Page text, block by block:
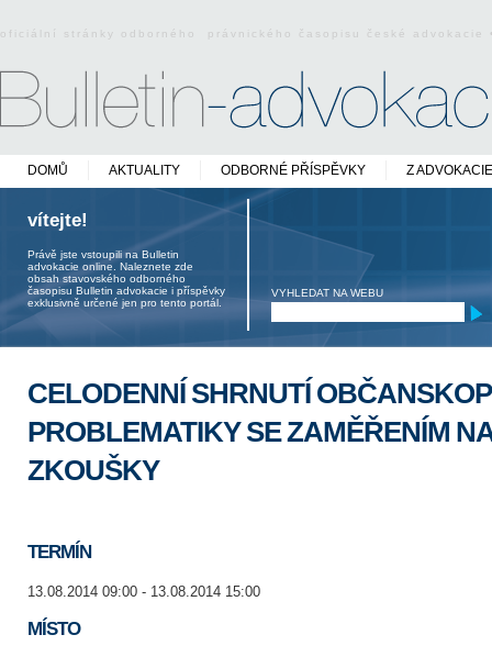
oficiální stránky odborného právnického časopisu české
DOMŮ AKTUALITY ODBORNÉ PŘÍSPĚVKY Z ADVOKACIE
vítejte!
Právě jste vstoupili na Bulletin
advokacie online. Naleznete zde
obsah stavovského odborného
časopisu Bulletin advokacie i příspěvky
exklusivně určené jen pro tento portál.
VYHLEDAT NA WEBU
CELODENNÍ SHRNUTÍ
PROBLEMATIKY SE ZAMĚŘENÍM
ZKOUŠKY
TERMÍN
13.08.2014 09:00 - 13.08.2014 15:00
MÍSTO